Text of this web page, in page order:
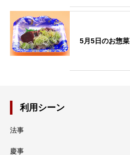
5月5日のお惣菜
利用シーン
法事
慶事